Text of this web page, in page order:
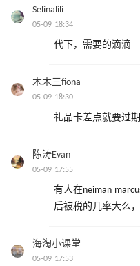
Selinalili
05-09 18:34
代下，需要的滴滴
木木三fiona
05-09 18:30
礼品卡差点就要过
陈涛Evan
05-09 17:55
有人在neiman
后被税的几率大么
海淘小课堂
05-09 17:53